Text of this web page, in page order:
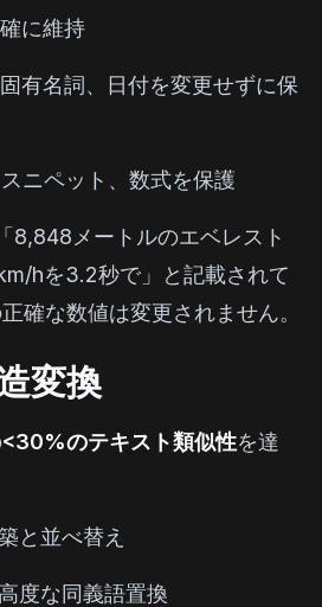
に維持
有名詞、日付を変更せずに保
ニペット、数式を保護
8,848メートルのエベレスト
hを3.2秒で」と記載されて
確な数値は変更されません。
変換
<30%のテキスト類似性を達
と並べ替え
度な同義語置換